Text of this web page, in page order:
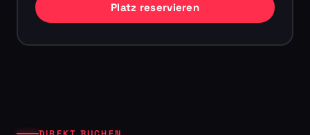
Platz reservieren